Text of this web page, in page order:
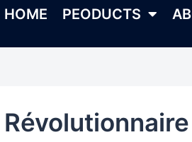
HOME PEODUCTS